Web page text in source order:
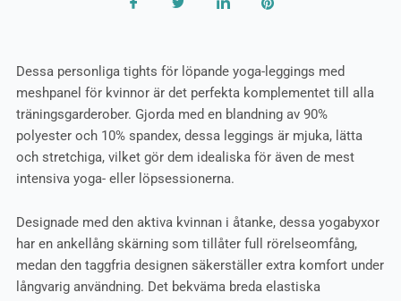
Dessa personliga tights för löpande yoga-leggings med
meshpanel för kvinnor är det perfekta komplementet till alla
träningsgarderober. Gjorda med en blandning av 90%
polyester och 10% spandex, dessa leggings är mjuka, lätta
och stretchiga, vilket gör dem idealiska för även de mest
intensiva yoga- eller löpsessionerna.
Designade med den aktiva kvinnan i åtanke, dessa yogabyxor
har en ankellång skärning som tillåter full rörelseomfång,
medan den taggfria designen säkerställer extra komfort under
långvarig användning. Det bekväma breda elastiska